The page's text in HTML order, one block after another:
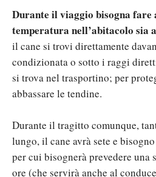
Durante il viaggio bisogna fare
temperatura nell’abitacolo sia
il cane si trovi direttamente
condizionata o sotto i raggi
si trova nel trasportino; per
abbassare le tendine.
Durante il tragitto comunque,
lungo, il cane avrà sete e
per cui bisognerà prevedere una
ore (che servirà anche al